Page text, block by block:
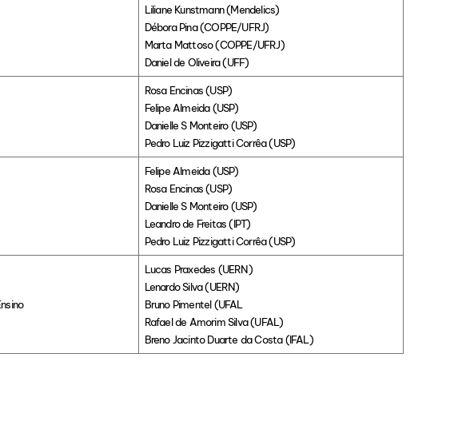
Liliane Kunstmann (Mendelics)
Débora Pina (COPPE/UFRJ)
Marta Mattoso (COPPE/UFRJ)
Daniel de Oliveira (UFF)
Rosa Encinas (USP)
Felipe Almeida (USP)
Danielle S Monteiro (USP)
Pedro Luiz Pizzigatti Corrêa (USP)
Felipe Almeida (USP)
Rosa Encinas (USP)
Danielle S Monteiro (USP)
Leandro de Freitas (IPT)
Pedro Luiz Pizzigatti Corrêa (USP)
Lucas Praxedes (UERN)
Lenardo Silva (UERN)
Bruno Pimentel (UFAL
Rafael de Amorim Silva (UFAL)
Breno Jacinto Duarte da Costa (IFAL)